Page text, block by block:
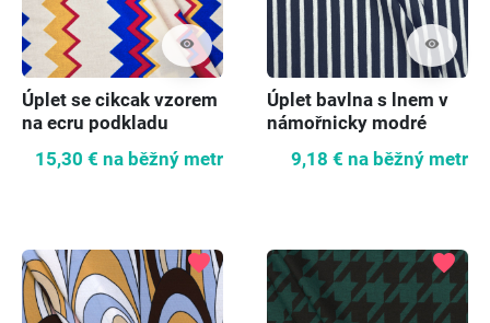
visibility
Úplet se cikcak vzorem
na ecru podkladu
15,30 € na běžný metr
visibility
Úplet bavlna s lnem v
námořnicky modré
9,18 € na běžný metr
favorite favorite